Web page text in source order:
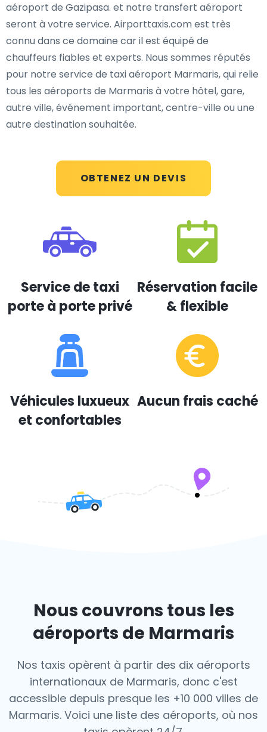
OBTENEZ UN DEVIS
aéroport de Gazipasa. et notre transfert aéroport
seront à votre service. Airporttaxis.com est très
connu dans ce domaine car il est équipé de
chauffeurs fiables et experts. Nous sommes réputés
pour notre service de taxi aéroport Marmaris, qui relie
tous les aéroports de Marmaris à votre hôtel, gare,
autre ville, événement important, centre-ville ou une
autre destination souhaitée.
Service de taxi
porte à porte privé
Réservation facile
& flexible
Véhicules luxueux
et confortables
Aucun frais caché
Nous couvrons tous les
aéroports de Marmaris
Nos taxis opèrent à partir des dix aéroports
internationaux de Marmaris, donc c'est
accessible depuis presque les +10 000 villes de
Marmaris. Voici une liste des aéroports, où nos